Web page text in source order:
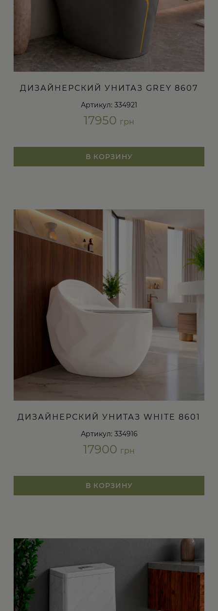
ДИЗАЙНЕРСКИЙ УНИТАЗ GREY 8607
Артикул: 334921
17950 грн
В КОРЗИНУ
ДИЗАЙНЕРСКИЙ УНИТАЗ WHITE 8601
Артикул: 334916
17900 грн
В КОРЗИНУ